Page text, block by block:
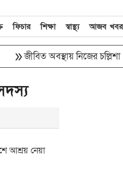
ফিচার শিক্ষা স্বাস্থ্য আজব খবর
জীবিত অবস্থায় নিজের চল্লিশা
আশ্রয় নেয়া